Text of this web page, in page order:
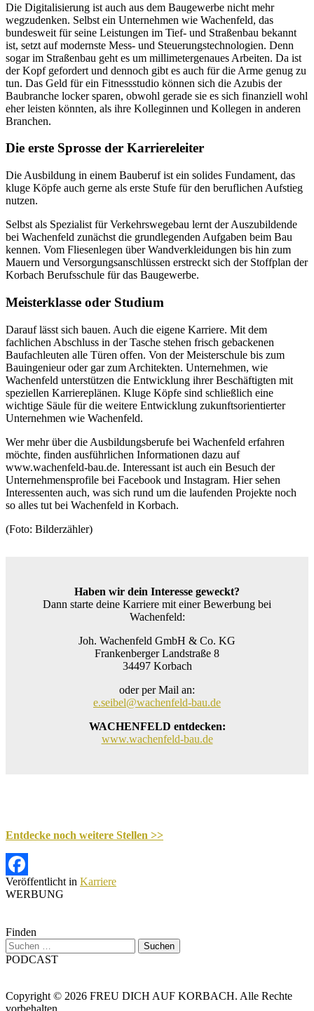
Die Digitalisierung ist auch aus dem Baugewerbe nicht mehr
wegzudenken. Selbst ein Unternehmen wie Wachenfeld, das
bundesweit für seine Leistungen im Tief- und Straßenbau bekannt
ist, setzt auf modernste Mess- und Steuerungstechnologien. Denn
sogar im Straßenbau geht es um millimetergenaues Arbeiten. Da ist
der Kopf gefordert und dennoch gibt es auch für die Arme genug zu
tun. Das Geld für ein Fitnessstudio können sich die Azubis der
Baubranche locker sparen, obwohl gerade sie es sich finanziell wohl
eher leisten könnten, als ihre Kolleginnen und Kollegen in anderen
Branchen.
Die erste Sprosse der Karriereleiter
Die Ausbildung in einem Bauberuf ist ein solides Fundament, das
kluge Köpfe auch gerne als erste Stufe für den beruflichen Aufstieg
nutzen.
Selbst als Spezialist für Verkehrswegebau lernt der Auszubildende
bei Wachenfeld zunächst die grundlegenden Aufgaben beim Bau
kennen. Vom Fliesenlegen über Wandverkleidungen bis hin zum
Mauern und Versorgungsanschlüssen erstreckt sich der Stoffplan der
Korbach Berufsschule für das Baugewerbe.
Meisterklasse oder Studium
Darauf lässt sich bauen. Auch die eigene Karriere. Mit dem
fachlichen Abschluss in der Tasche stehen frisch gebackenen
Baufachleuten alle Türen offen. Von der Meisterschule bis zum
Bauingenieur oder gar zum Architekten. Unternehmen, wie
Wachenfeld unterstützen die Entwicklung ihrer Beschäftigten mit
speziellen Karriereplänen. Kluge Köpfe sind schließlich eine
wichtige Säule für die weitere Entwicklung zukunftsorientierter
Unternehmen wie Wachenfeld.
Wer mehr über die Ausbildungsberufe bei Wachenfeld erfahren
möchte, finden ausführlichen Informationen dazu auf
www.wachenfeld-bau.de. Interessant ist auch ein Besuch der
Unternehmensprofile bei Facebook und Instagram. Hier sehen
Interessenten auch, was sich rund um die laufenden Projekte noch
so alles tut bei Wachenfeld in Korbach.
(Foto: Bilderzähler)
Haben wir dein Interesse geweckt?
Dann starte deine Karriere mit einer Bewerbung bei
Wachenfeld:
Joh. Wachenfeld GmbH & Co. KG
Frankenberger Landstraße 8
34497 Korbach
oder per Mail an:
e.seibel@wachenfeld-bau.de
WACHENFELD entdecken:
www.wachenfeld-bau.de
Entdecke noch weitere Stellen >>
Facebook
Veröffentlicht in Karriere
WERBUNG
Finden
Suchen
nach:
PODCAST
Copyright © 2026 FREU DICH AUF KORBACH. Alle Rechte
vorbehalten.